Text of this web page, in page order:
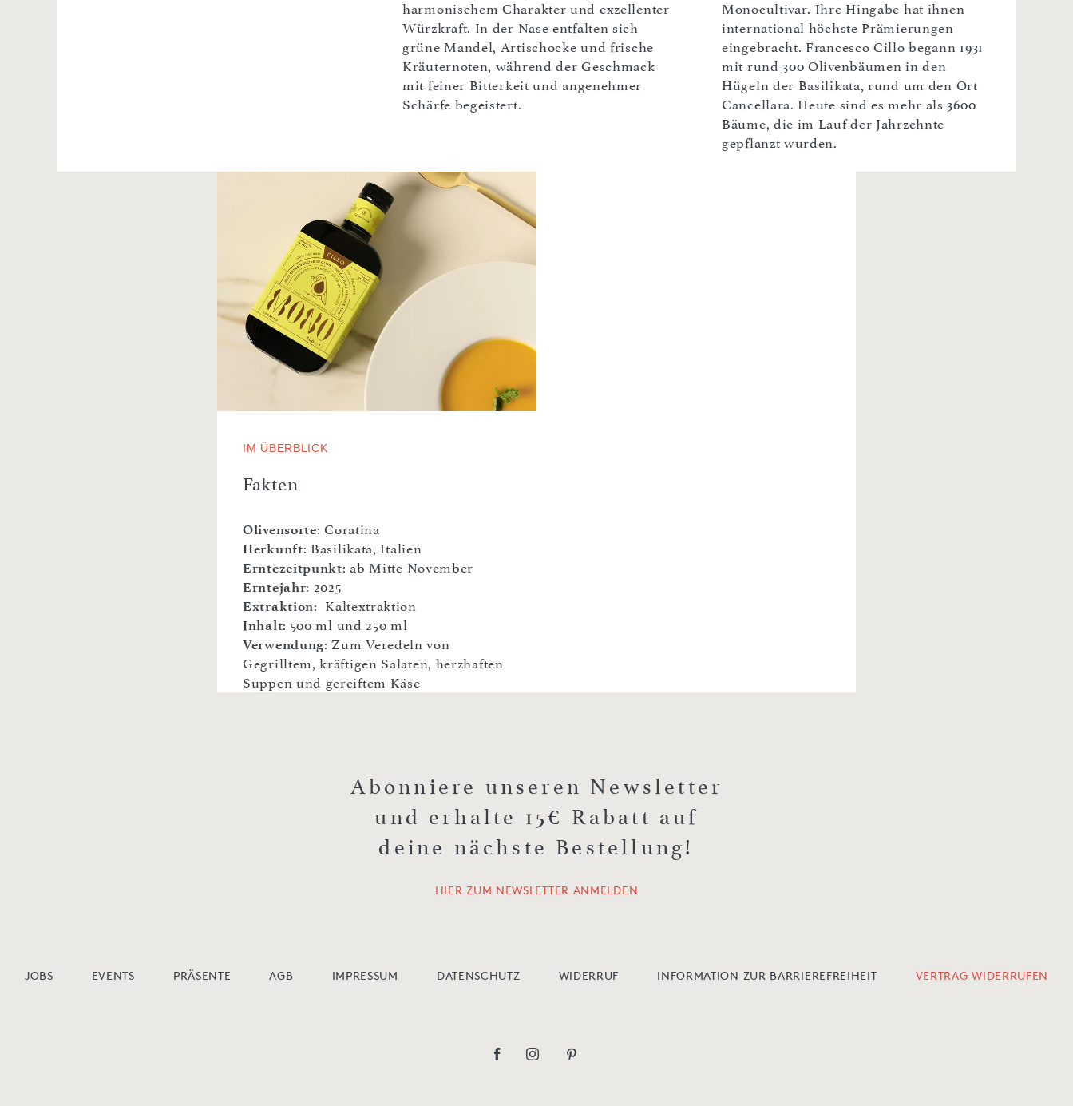
harmonischem Charakter und exzellenter
Würzkraft. In der Nase entfalten sich
grüne Mandel, Artischocke und frische
Kräuternoten, während der Geschmack
mit feiner Bitterkeit und angenehmer
Schärfe begeistert.
Monocultivar. Ihre Hingabe hat ihnen
international höchste Prämierungen
eingebracht. Francesco Cillo begann 1931
mit rund 300 Olivenbäumen in den
Hügeln der Basilikata, rund um den Ort
Cancellara. Heute sind es mehr als 3600
Bäume, die im Lauf der Jahrzehnte
gepflanzt wurden.
IM ÜBERBLICK
Fakten
Olivensorte: Coratina
Herkunft: Basilikata, Italien
Erntezeitpunkt: ab Mitte November
Erntejahr: 2025
Extraktion: Kaltextraktion
Inhalt: 500 ml und 250 ml
Verwendung: Zum Veredeln von
Gegrilltem, kräftigen Salaten, herzhaften
Suppen und gereiftem Käse
Abonniere unseren Newsletter
und erhalte 15€ Rabatt auf
deine nächste Bestellung!
HIER ZUM NEWSLETTER ANMELDEN
JOBS EVENTS PRÄSENTE AGB IMPRESSUM DATENSCHUTZ WIDERRUF INFORMATION ZUR BARRIEREFREIHEIT VERTRAG WIDERRUFEN